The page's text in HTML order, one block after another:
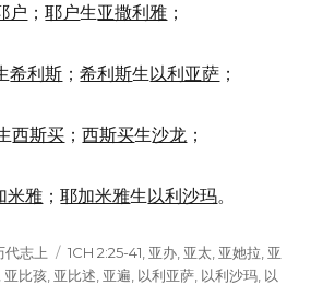
户 ；耶户生亚撒利雅 ；
希利斯 ；希利斯生以利亚萨 ；
西斯买 ；西斯买生沙龙 ；
米雅 ；耶加米雅生以利沙玛。
代志上 Tags
1CH 2:25-41 亚办 亚太 亚她拉 亚
亚比孩 亚比述 亚遍 以利亚萨 以利沙玛 以